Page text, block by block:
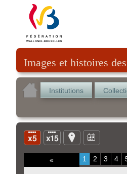
Images et histoires
Institutions
« 1 2 3 4